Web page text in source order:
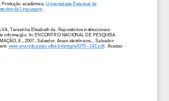
Produção acadêmica. Universidade Estadual de
da Linguagem.
Terezinha Elisabeth da. Repositórios institucionais:
informação. In: ENCONTRO NACIONAL DE PESQUISA
8., 2007, Salvador. Anais eletrônicos..
. Salvador:
www.enancib.ppgci.ufba.br/artigos/GT5--142.pdf. Acesso